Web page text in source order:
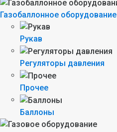
Газобаллонное оборудование
Рукав
Регуляторы давления
Прочее
Баллоны